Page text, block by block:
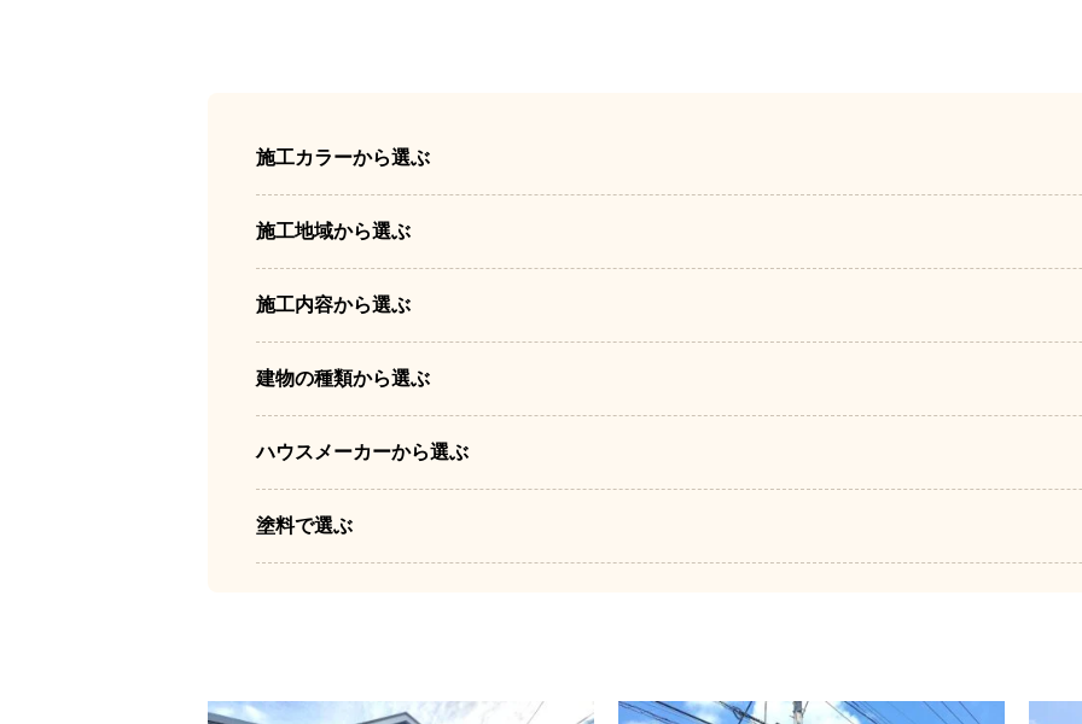
施工カラーから選ぶ
施工地域から選ぶ
施工内容から選ぶ
建物の種類から選ぶ
ハウスメーカーから選ぶ
塗料で選ぶ